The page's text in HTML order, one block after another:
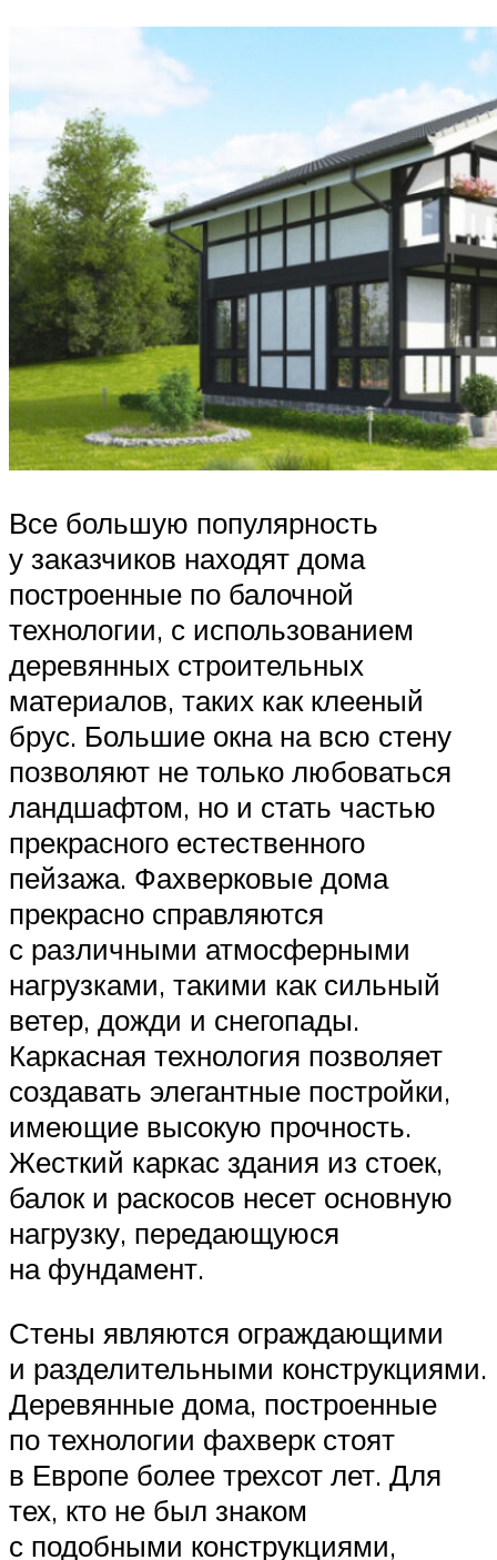
Все большую популярность
у заказчиков находят дома
построенные по балочной
технологии, с использованием
деревянных строительных
материалов, таких как клееный
брус. Большие окна на всю стену
позволяют не только любоваться
ландшафтом, но и стать частью
прекрасного естественного
пейзажа. Фахверковые дома
прекрасно справляются
с различными атмосферными
нагрузками, такими как сильный
ветер, дожди и снегопады.
Каркасная технология позволяет
создавать элегантные постройки,
имеющие высокую прочность.
Жесткий каркас здания из стоек,
балок и раскосов несет основную
нагрузку, передающуюся
на фундамент.
Стены являются ограждающими
и разделительными конструкциями.
Деревянные дома, построенные
по технологии фахверк стоят
в Европе более трехсот лет. Для
тех, кто не был знаком
с подобными конструкциями,